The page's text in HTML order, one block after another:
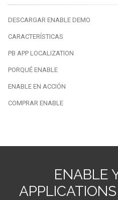
DESCARGAR ENABLE DEMO
CARACTERÍSTICAS
PB APP LOCALIZATION
PORQUÉ ENABLE
ENABLE EN ACCIÓN
COMPRAR ENABLE
ENABLE